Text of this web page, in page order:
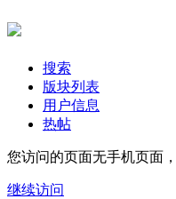
搜索
版块列表
用户信息
热帖
您访问的页面无手机页面
继续访问